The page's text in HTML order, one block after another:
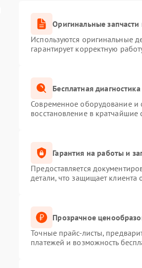
Оригинальные
Используются оригинальные
гарантирует корректную
Бесплатная
Современное оборудование и
восстановление в
Гарантия на работы и
Предоставляется
детали, что защищает клиента
Прозрачное
Точные прайс-листы,
платежей и возможность